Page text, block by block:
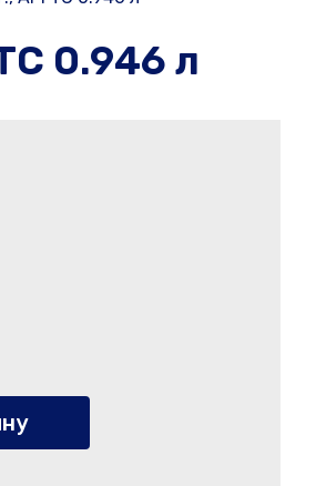
0.946 л